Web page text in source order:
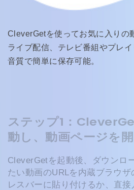
CleverGetを使ってお気に入りの
ライブ配信、テレビ番組やプレ
音質で簡単に保存可能。
ステップ1：
動し、動画ページを開
CleverGetを起動後、ダウンロ
たい動画のURLを内蔵ブラウザ
レスバーに貼り付けるか、直接